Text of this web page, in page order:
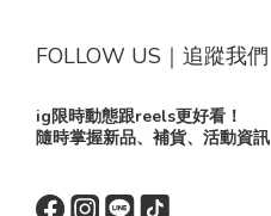
FOLLOW US｜追蹤我們
ig限時動態跟reels更好看！
隨時掌握新品、補貨、活動資訊